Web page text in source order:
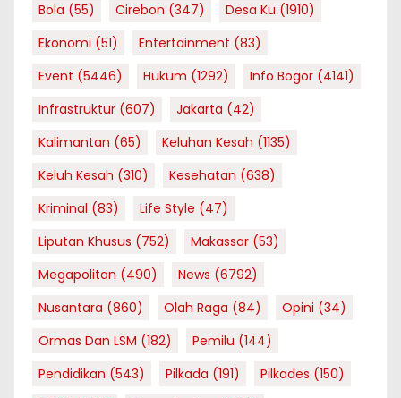
Bola (55) Cirebon (347) Desa Ku (1910)
Ekonomi (51) Entertainment (83)
Event (5446) Hukum (1292) Info Bogor (4141)
Infrastruktur (607) Jakarta (42)
Kalimantan (65) Keluhan Kesah (1135)
Keluh Kesah (310) Kesehatan (638)
Kriminal (83) Life Style (47)
Liputan Khusus (752) Makassar (53)
Megapolitan (490) News (6792)
Nusantara (860) Olah Raga (84) Opini (34)
Ormas Dan LSM (182) Pemilu (144)
Pendidikan (543) Pilkada (191) Pilkades (150)